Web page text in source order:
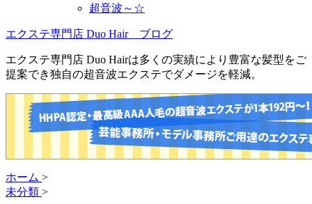
超音波～☆
エクステ専門店 Duo Hair ブログ
エクステ専門店 Duo Hairは多くの実績により豊富な髪型をご
提案でき独自の超音波エクステでダメージを軽減。
ホーム >
未分類 >